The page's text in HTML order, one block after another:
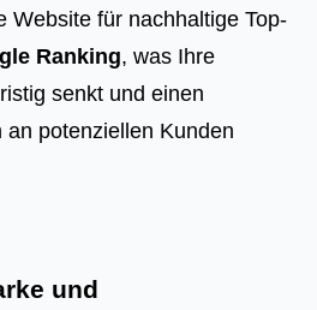
Website für nachhaltige Top-
Ranking, was Ihre
senkt und einen
potenziellen Kunden
und